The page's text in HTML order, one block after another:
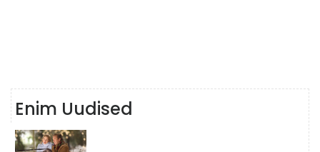
Enim Uudised